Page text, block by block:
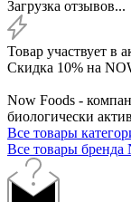
Загрузка отзывов...
Товар участвует в
Скидка 10% на
Now Foods -
биологически
Все товары
Все товары бренда